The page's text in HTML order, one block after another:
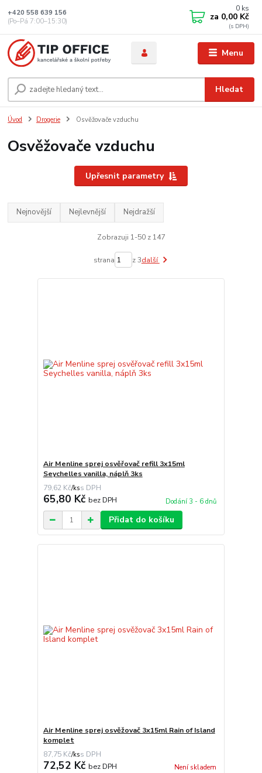
Menu
Hledat
+420 558 639 156
(Po–Pá 7:00–15:30)
0 ks
za 0,00 Kč
Úvod Drogerie Osvěžovače vzduchu
Osvěžovače vzduchu
Upřesnit parametry
Nejnovější Nejlevnější Nejdražší
Zobrazuji 1-50 z 147
strana z 3další
Air Menline sprej osvěřovač refill 3x15ml
Seychelles vanilla, náplň 3ks
79,62 Kč/ks
65,80 Kč bez DPH Dodání 3 - 6 dnů
Přidat do košíku
Air Menline sprej osvěžovač 3x15ml Rain of Island
komplet
87,75 Kč/ks
72,52 Kč bez DPH Není skladem